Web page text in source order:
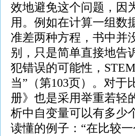
效地避免这个问题，因
用。例如在计算一组数
准差两种方程，书中并
别，只是简单直接地告
犯错误的可能性，
当”（第103页）。对于
册》也是采用举重若轻
析中自变量可以有多少
读懂的例子：“在比较